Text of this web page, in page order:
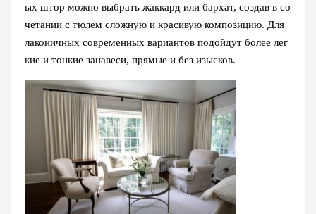
ых штор можно выбрать жаккард или бархат, создав в со
четании с тюлем сложную и красивую композицию. Для
лаконичных современных вариантов подойдут более лег
кие и тонкие занавеси, прямые и без изысков.